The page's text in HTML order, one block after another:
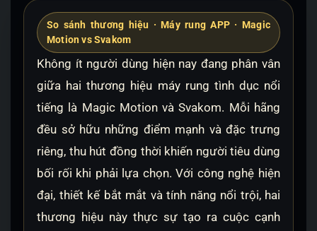
So sánh thương hiệu · Máy rung APP · Magic
Motion vs Svakom
Không ít người dùng hiện nay đang phân vân
giữa hai thương hiệu máy rung tình dục nổi
tiếng là Magic Motion và Svakom. Mỗi hãng
đều sở hữu những điểm mạnh và đặc trưng
riêng, thu hút đồng thời khiến người tiêu dùng
bối rối khi phải lựa chọn. Với công nghệ hiện
đại, thiết kế bắt mắt và tính năng nổi trội, hai
thương hiệu này thực sự tạo ra cuộc cạnh